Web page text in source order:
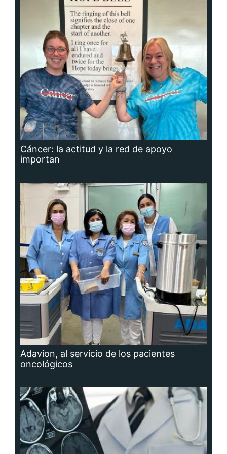
Cáncer: la actitud y la red de apoyo
importan
Adavion, al servicio de los pacientes
oncológicos